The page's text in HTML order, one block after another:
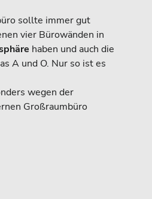
sollte immer gut
vier Bürowänden in
haben und auch die
A und O. Nur so ist es
wegen der
Großraumbüro